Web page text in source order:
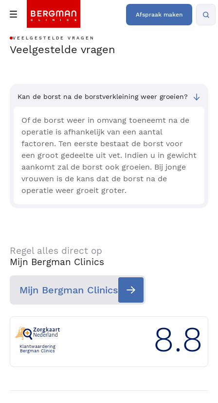
Afspraak maken
VEELGESTELDE VRAGEN
Veelgestelde vragen
Kan de borst na de borstverkleining weer groeien?
Of de borst weer in omvang toeneemt na de
operatie is afhankelijk van een aantal
factoren. Ten eerste bestaat de borst voor
een groot gedeelte uit vet. Indien u in gewicht
aankomt zal de borst ook groeien. Bij jonge
vrouwen is de kans dat de borst na de
operatie weer groeit groter.
Regel alles direct op
Mijn Bergman Clinics
Mijn Bergman Clinics
Klantwaardering
Bergman Clinics
8.8